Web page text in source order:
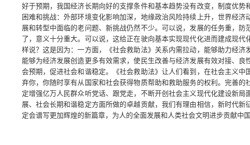
好于预期，我国经济长期向好的支撑条件和基本趋势没有改变，制度优
困难和挑战：外部环境变化影响加深，地缘政治风险持续上升，世界经
展和转型中面临的老问题、新挑战仍然不少。可以说，发展的任务重，
了，意义十分重大。可以说，这给正在驶向基本实现现代化进而建成现
样说？这是因为：一方面，《社会救助法》关系内需拉动，能够助力经济
能够为经济发展创造更多有效需求，使民生改善与经济发展有效对接、
会预期，促进社会和谐稳定。《社会救助法》让人们看到，在社会主义
弃你，你随时享有从国家和社会获得物质帮助和救助服务的权利。完善
定增强亿万人民群众听党话、跟党走，不断开创社会主义现代化建设新
展、社会长期和谐稳定方面所做的卓越贡献，我们有理由相信，新时代
定会谱写更加辉煌的新篇章，为人的全面发展和人类社会文明进步贡献中